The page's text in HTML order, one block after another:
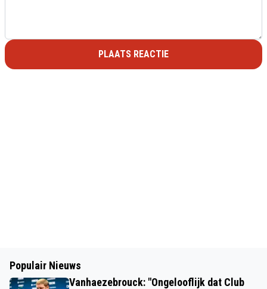
PLAATS REACTIE
Populair Nieuws
Vanhaezebrouck: "Ongelooflijk dat Club